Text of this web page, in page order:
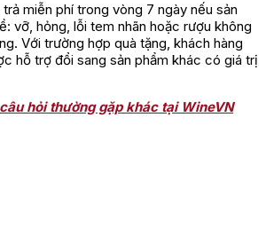
miễn phí trong vòng 7 ngày nếu sản
vỡ, hỏng, lỗi tem nhãn hoặc rượu không
Với trường hợp quà tặng, khách hàng
hỗ trợ đổi sang sản phẩm khác có giá trị
câu hỏi thường gặp khác tại WineVN